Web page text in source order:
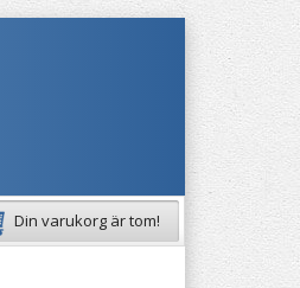
Din varukorg är tom!